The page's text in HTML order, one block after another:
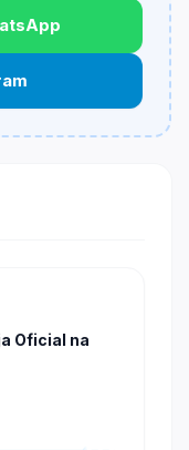
participantes
podem
Oficial na